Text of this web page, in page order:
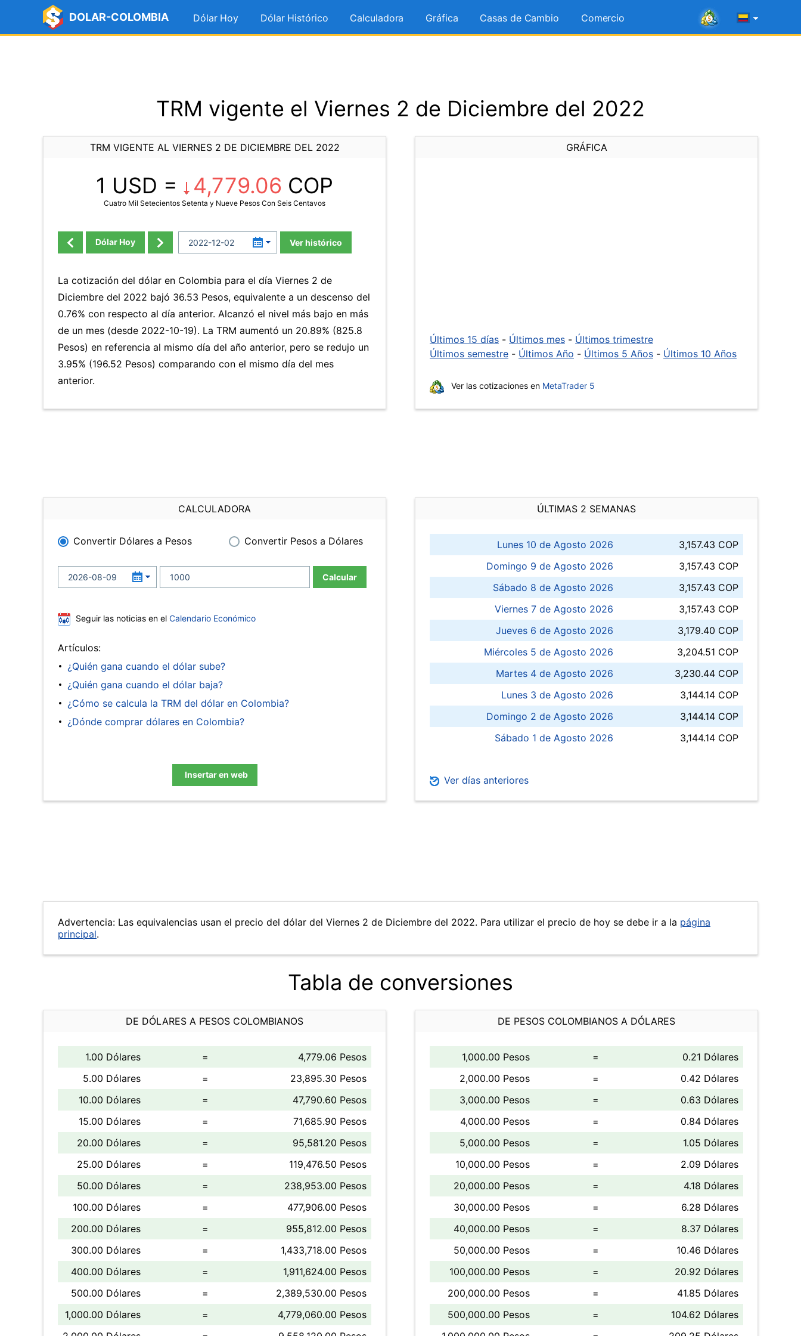
DOLAR-COLOMBIA Dólar Hoy Dólar Histórico Calculadora Gráfica Casas de Cambio Comercio
TRM vigente el Viernes 2 de Diciembre del 2022
TRM VIGENTE AL VIERNES 2 DE DICIEMBRE DEL 2022
1 USD = 4,779.06 COP
Cuatro Mil Setecientos Setenta y Nueve Pesos Con Seis Centavos
Dólar Hoy Ver histórico
La cotización del dólar en Colombia para el día Viernes 2 de
Diciembre del 2022 bajó 36.53 Pesos, equivalente a un descenso del
0.76% con respecto al día anterior. Alcanzó el nivel más bajo en más
de un mes (desde 2022-10-19). La TRM aumentó un 20.89% (825.8
Pesos) en referencia al mismo día del año anterior, pero se redujo un
3.95% (196.52 Pesos) comparando con el mismo día del mes
anterior.
GRÁFICA
Últimos 15 días - Últimos mes - Últimos trimestre
Últimos semestre - Últimos Año - Últimos 5 Años - Últimos 10 Años
Ver las cotizaciones en MetaTrader 5
CALCULADORA
Convertir Dólares a Pesos Convertir Pesos a Dólares
Calcular
Seguir las noticias en el Calendario Económico
Artículos:
¿Quién gana cuando el dólar sube?
¿Quién gana cuando el dólar baja?
¿Cómo se calcula la TRM del dólar en Colombia?
¿Dónde comprar dólares en Colombia?
Insertar en web
ÚLTIMAS 2 SEMANAS
Lunes 10 de Agosto 2026
3,157.43 COP
Domingo 9 de Agosto 2026
3,157.43 COP
Sábado 8 de Agosto 2026
3,157.43 COP
Viernes 7 de Agosto 2026
3,157.43 COP
Jueves 6 de Agosto 2026
3,179.40 COP
Miércoles 5 de Agosto 2026
3,204.51 COP
Martes 4 de Agosto 2026
3,230.44 COP
Lunes 3 de Agosto 2026
3,144.14 COP
Domingo 2 de Agosto 2026
3,144.14 COP
Sábado 1 de Agosto 2026
3,144.14 COP
Ver días anteriores
Advertencia: Las equivalencias usan el precio del dólar del Viernes 2 de Diciembre del 2022. Para utilizar el precio de hoy se debe ir a la página
principal.
Tabla de conversiones
DE DÓLARES A PESOS COLOMBIANOS
1.00 Dólares =
4,779.06 Pesos
5.00 Dólares
=
23,895.30 Pesos
10.00 Dólares
=
47,790.60 Pesos
15.00 Dólares
=
71,685.90 Pesos
20.00 Dólares
=
95,581.20 Pesos
25.00 Dólares
=
119,476.50 Pesos
50.00 Dólares
=
238,953.00 Pesos
100.00 Dólares
=
477,906.00 Pesos
200.00 Dólares
=
955,812.00 Pesos
300.00 Dólares
=
1,433,718.00 Pesos
400.00 Dólares
=
1,911,624.00 Pesos
500.00 Dólares
=
2,389,530.00 Pesos
1,000.00 Dólares
=
4,779,060.00 Pesos
DE PESOS COLOMBIANOS A DÓLARES
1,000.00 Pesos =
0.21 Dólares
2,000.00 Pesos
=
0.42 Dólares
3,000.00 Pesos
=
0.63 Dólares
4,000.00 Pesos
=
0.84 Dólares
5,000.00 Pesos
=
1.05 Dólares
10,000.00 Pesos
=
2.09 Dólares
20,000.00 Pesos
=
4.18 Dólares
30,000.00 Pesos
=
6.28 Dólares
40,000.00 Pesos
=
8.37 Dólares
50,000.00 Pesos
=
10.46 Dólares
100,000.00 Pesos
=
20.92 Dólares
200,000.00 Pesos
=
41.85 Dólares
500,000.00 Pesos
=
104.62 Dólares